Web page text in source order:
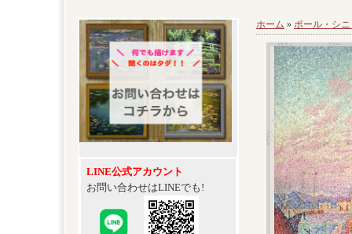
LINE公式アカウント
お問い合わせはLINEでも!
ホーム » ポール・シ